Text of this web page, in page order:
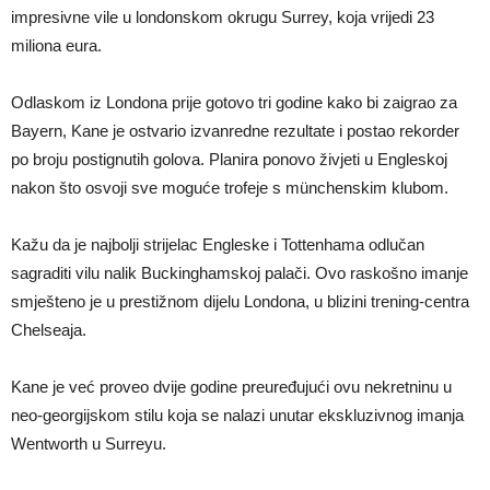
impresivne vile u londonskom okrugu Surrey, koja vrijedi 23
miliona eura.
Odlaskom iz Londona prije gotovo tri godine kako bi zaigrao za
Bayern, Kane je ostvario izvanredne rezultate i postao rekorder
po broju postignutih golova. Planira ponovo živjeti u Engleskoj
nakon što osvoji sve moguće trofeje s münchenskim klubom.
Kažu da je najbolji strijelac Engleske i Tottenhama odlučan
sagraditi vilu nalik Buckinghamskoj palači. Ovo raskošno imanje
smješteno je u prestižnom dijelu Londona, u blizini trening-centra
Chelseaja.
Kane je već proveo dvije godine preuređujući ovu nekretninu u
neo-georgijskom stilu koja se nalazi unutar ekskluzivnog imanja
Wentworth u Surreyu.